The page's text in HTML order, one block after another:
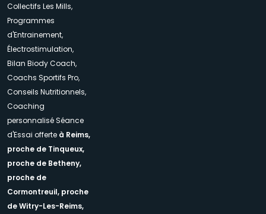
Collectifs Les Mills,
Programmes
d'Entrainement,
Électrostimulation,
Bilan Biody Coach,
Coachs Sportifs Pro,
Conseils Nutritionnels,
Coaching
personnalisé Séance
d'Essai offerte à Reims,
proche de Tinqueux,
proche de Betheny,
proche de
Cormontreuil, proche
de Witry-Les-Reims,